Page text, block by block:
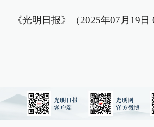
《光明日报》（2025年07月19日